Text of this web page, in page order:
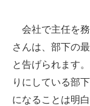
モノづくり技術
エレクトロニク
会社で主任を
さんは、部下の
と告げられます
りにしている部
になることは明